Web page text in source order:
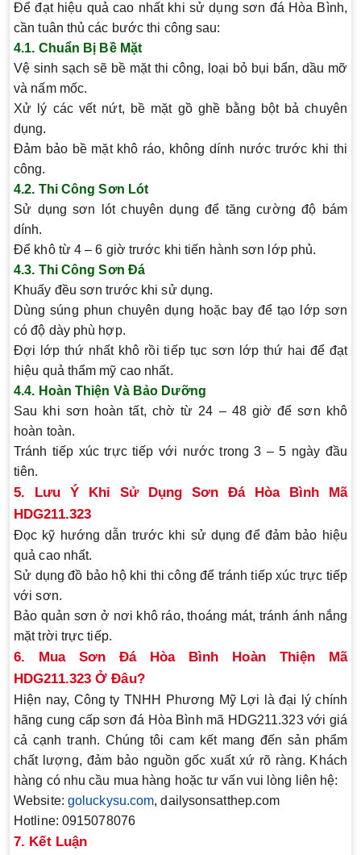
Để đạt hiệu quả cao nhất khi sử dụng sơn đá Hòa Bình,
cần tuân thủ các bước thi công sau:
4.1. Chuẩn Bị Bề Mặt
Vệ sinh sạch sẽ bề mặt thi công, loại bỏ bụi bẩn, dầu mỡ
và nấm mốc.
Xử lý các vết nứt, bề mặt gồ ghề bằng bột bả chuyên
dụng.
Đảm bảo bề mặt khô ráo, không dính nước trước khi thi
công.
4.2. Thi Công Sơn Lót
Sử dụng sơn lót chuyên dụng để tăng cường độ bám
dính.
Để khô từ 4 – 6 giờ trước khi tiến hành sơn lớp phủ.
4.3. Thi Công Sơn Đá
Khuấy đều sơn trước khi sử dụng.
Dùng súng phun chuyên dụng hoặc bay để tạo lớp sơn
có độ dày phù hợp.
Đợi lớp thứ nhất khô rồi tiếp tục sơn lớp thứ hai để đạt
hiệu quả thẩm mỹ cao nhất.
4.4. Hoàn Thiện Và Bảo Dưỡng
Sau khi sơn hoàn tất, chờ từ 24 – 48 giờ để sơn khô
hoàn toàn.
Tránh tiếp xúc trực tiếp với nước trong 3 – 5 ngày đầu
tiên.
5. Lưu Ý Khi Sử Dụng Sơn Đá Hòa Bình Mã
HDG211.323
Đọc kỹ hướng dẫn trước khi sử dụng để đảm bảo hiệu
quả cao nhất.
Sử dụng đồ bảo hộ khi thi công để tránh tiếp xúc trực tiếp
với sơn.
Bảo quản sơn ở nơi khô ráo, thoáng mát, tránh ánh nắng
mặt trời trực tiếp.
6. Mua Sơn Đá Hòa Bình Hoàn Thiện Mã
HDG211.323 Ở Đâu?
Hiện nay, Công ty TNHH Phương Mỹ Lợi là đại lý chính
hãng cung cấpsơn đá Hòa Bình mã HDG211.323với giá
cả cạnh tranh. Chúng tôi cam kết mang đến sản phẩm
chất lượng, đảm bảo nguồn gốc xuất xứ rõ ràng. Khách
hàng có nhu cầu mua hàng hoặc tư vấn vui lòng liên hệ:
Website: goluckysu.com, dailysonsatthep.com
Hotline: 0915078076
7. Kết Luận